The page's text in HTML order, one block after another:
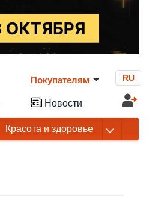
Покупателям
Новости
RU
Красота и здоровье